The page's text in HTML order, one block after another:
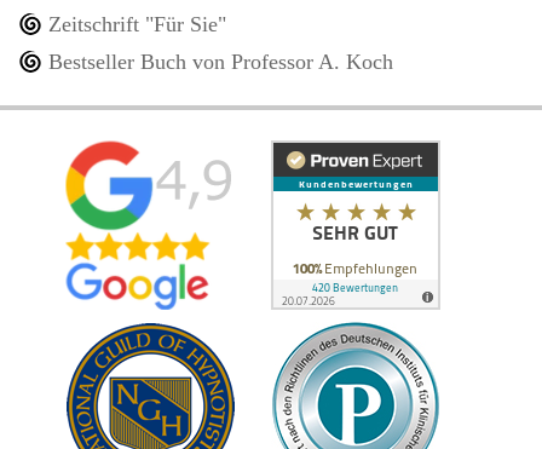
Zeitschrift "Für Sie"
Bestseller Buch von Professor A. Koch